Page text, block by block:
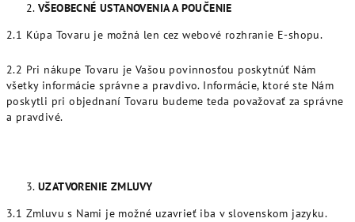
VŠEOBECNÉ USTANOVENIA A POUČENIE
2.1 Kúpa Tovaru je možná len cez webové rozhranie E-shopu.
2.2 Pri nákupe Tovaru je Vašou povinnosťou poskytnúť Nám
všetky informácie správne a pravdivo. Informácie, ktoré ste Nám
poskytli pri objednaní Tovaru budeme teda považovať za správne
a pravdivé.
UZATVORENIE ZMLUVY
3.1 Zmluvu s Nami je možné uzavrieť iba v slovenskom jazyku.